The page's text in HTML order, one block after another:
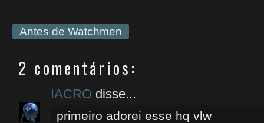
Antes de Watchmen
2 comentários:
IACRO disse...
primeiro adorei esse hq vlw